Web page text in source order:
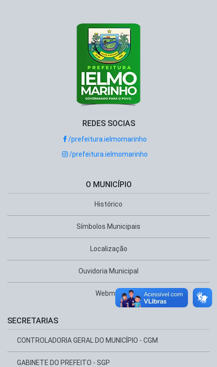
REDES SOCIAS
/prefeitura.ielmomarinho
/prefeitura.ielmomarinho
O MUNICÍPIO
Histórico
Símbolos Municipais
Localização
Ouvidoria Municipal
Webmail
SECRETARIAS
CONTROLADORIA GERAL DO MUNICÍPIO - CGM
GABINETE DO PREFEITO - SGP